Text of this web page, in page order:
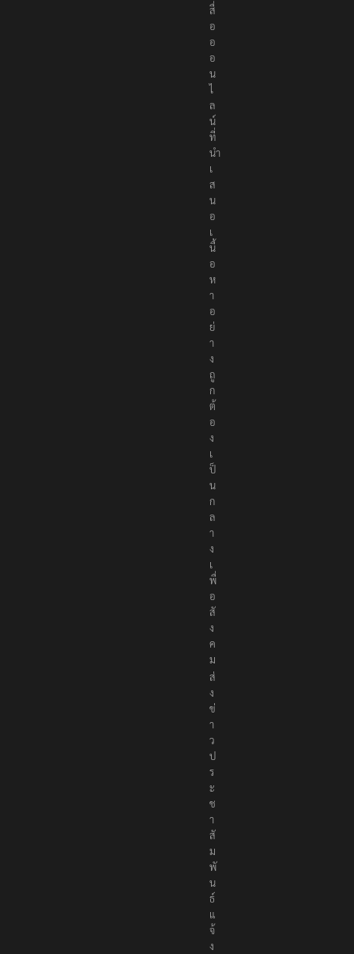
สื่
อ
อ
อ
น
ไ
ล
น์
ที่
นำ
เ
ส
น
อ
เ
นื้
อ
ห
า
อ
ย่
า
ง
ถู
ก
ต้
อ
ง
เ
ป็
น
ก
ล
า
ง
เ
พื่
อ
สั
ง
ค
ม
ส่
ง
ข่
า
ว
ป
ร
ะ
ช
า
สั
ม
พั
น
ธ์
แ
จ้
ง